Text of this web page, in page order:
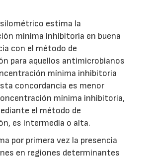
estima la
mínima inhibitoria en buena
con el método de
para aquellos antimicrobianos
mínima inhibitoria
concordancia es menor
mínima inhibitoria,
el método de
es intermedia o alta.
por primera vez la presencia
en regiones determinantes